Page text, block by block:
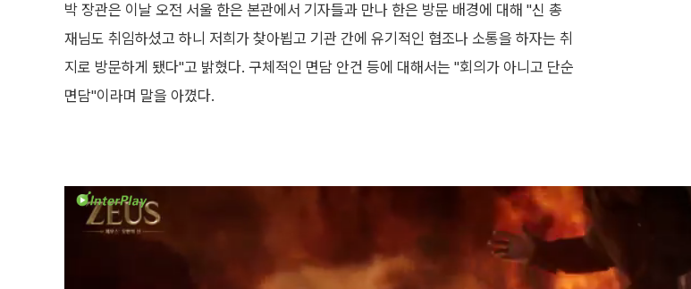
박 장관은 이날 오전 서울 한은 본관에서 기자들과 만나 한은 방문 배경에 대해 "신 총
재님도 취임하셨고 하니 저희가 찾아뵙고 기관 간에 유기적인 협조나 소통을 하자는 취
지로 방문하게 됐다"고 밝혔다. 구체적인 면담 안건 등에 대해서는 "회의가 아니고 단순
면담"이라며 말을 아꼈다.